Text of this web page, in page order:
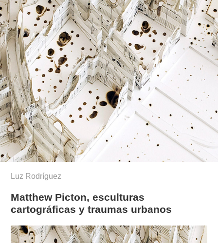
Luz Rodríguez
Matthew Picton, esculturas
cartográficas y traumas urbanos